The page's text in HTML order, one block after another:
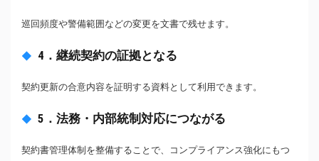
巡回頻度や警備範囲などの変更を文書で残せます。
4．継続契約の証拠となる
契約更新の合意内容を証明する資料として利用できます。
5．法務・内部統制対応につながる
契約書管理体制を整備することで、コンプライアンス強化にもつ